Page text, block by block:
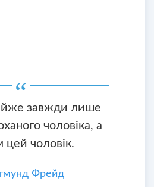
завжди лише
чоловіка, а
цей чоловік.
Фрейд